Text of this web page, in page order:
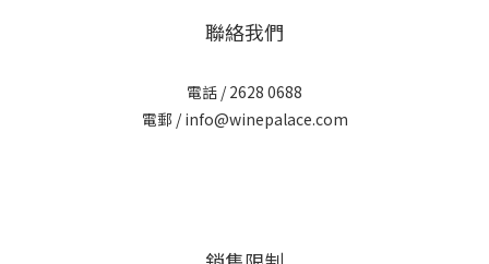
聯絡我們
電話 / 2628 0688
電郵 / info@winepalace.com